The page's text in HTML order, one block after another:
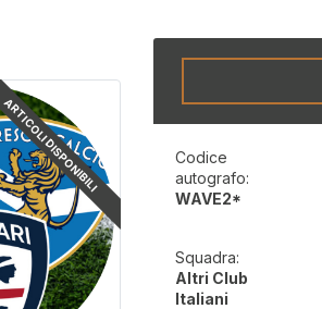
ARTICOLI DISPONIBILI
Codice
autografo:
WAVE2*
Squadra:
Altri Club
Italiani